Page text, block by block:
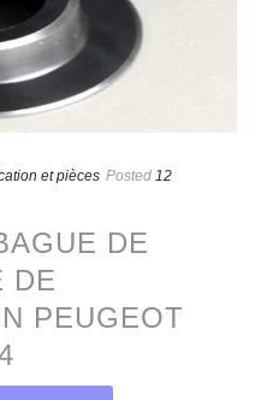
et pièces Posted 12
DE
DE
PEUGEOT